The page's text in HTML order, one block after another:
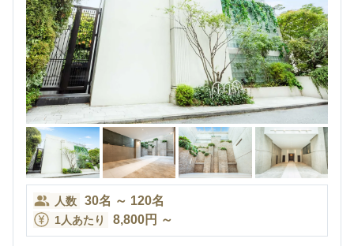
人数 30名 ～ 120名
1人あたり 8,800円 ～